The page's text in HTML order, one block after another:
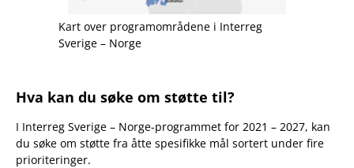
Kart over programområdene i Interreg
Sverige – Norge
Hva kan du søke om støtte til?
I Interreg Sverige – Norge-programmet for 2021 – 2027, kan
du søke om støtte fra åtte spesifikke mål sortert under fire
prioriteringer.